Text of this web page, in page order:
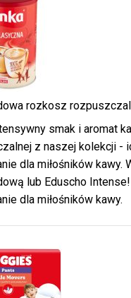
rozkosz
smak i aromat
z naszej kolekcji -
dla miłośników kawy.
lub Eduscho
dla miłośników kawy.